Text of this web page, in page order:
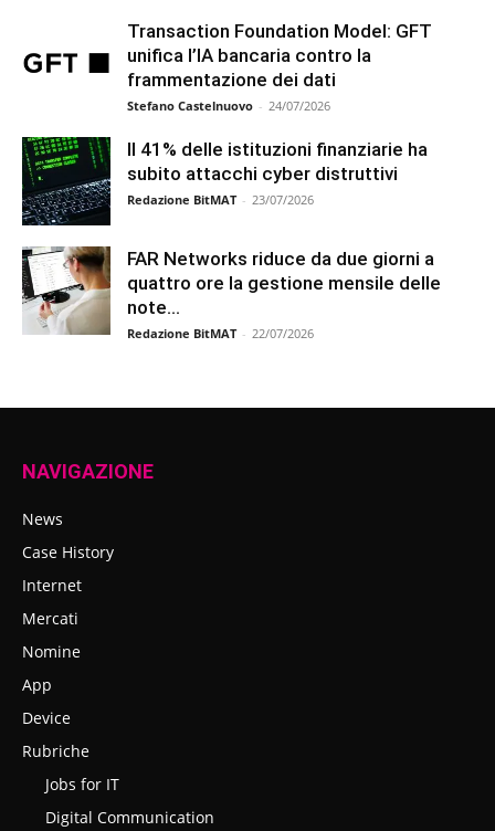
Transaction Foundation Model: GFT
unifica l’IA bancaria contro la
frammentazione dei dati
Stefano Castelnuovo - 24/07/2026
Il 41% delle istituzioni finanziarie ha
subito attacchi cyber distruttivi
Redazione BitMAT - 23/07/2026
FAR Networks riduce da due giorni a
quattro ore la gestione mensile delle
note...
Redazione BitMAT - 22/07/2026
NAVIGAZIONE
News
Case History
Internet
Mercati
Nomine
App
Device
Rubriche
Jobs for IT
Digital Communication